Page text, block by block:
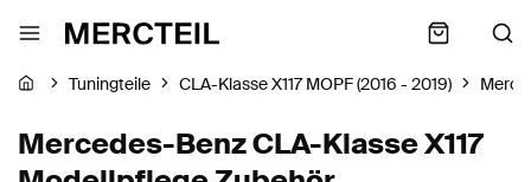
Tuningteile CLA-Klasse X117 MOPF (2016 - 2019)
Mercedes-Benz CLA-Klasse X117